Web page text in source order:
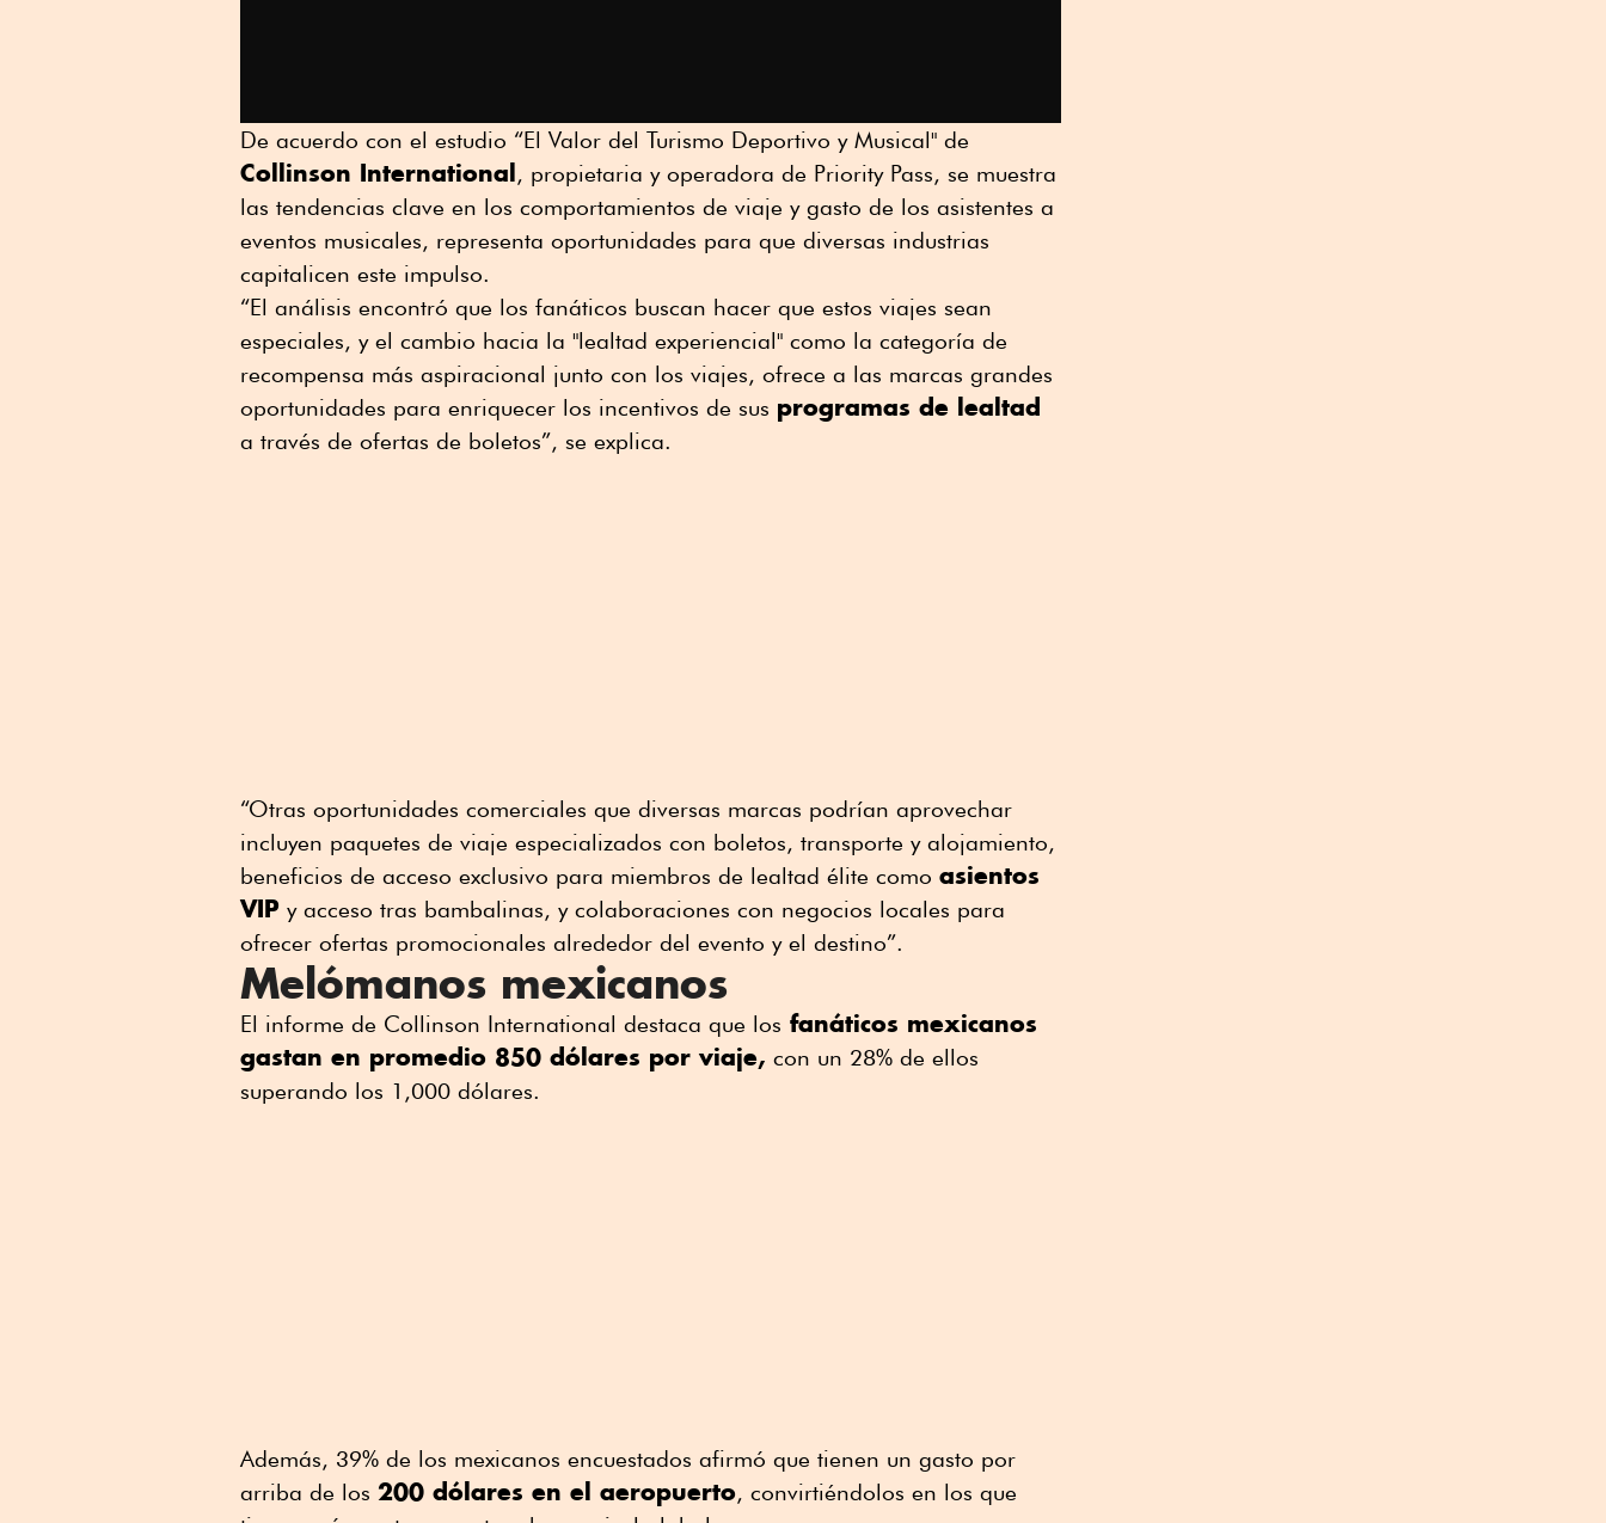
De acuerdo con el estudio “El Valor del Turismo Deportivo y Musical" de
Collinson International , propietaria y operadora de Priority Pass, se muestra
las tendencias clave en los comportamientos de viaje y gasto de los asistentes a
eventos musicales, representa oportunidades para que diversas industrias
capitalicen este impulso.
“El análisis encontró que los fanáticos buscan hacer que estos viajes sean
especiales, y el cambio hacia la "lealtad experiencial" como la categoría de
recompensa más aspiracional junto con los viajes, ofrece a las marcas grandes
oportunidades para enriquecer los incentivos de sus programas de lealtad
a través de ofertas de boletos”, se explica.
“Otras oportunidades comerciales que diversas marcas podrían aprovechar
incluyen paquetes de viaje especializados con boletos, transporte y alojamiento,
beneficios de acceso exclusivo para miembros de lealtad élite como asientos
VIP y acceso tras bambalinas, y colaboraciones con negocios locales para
ofrecer ofertas promocionales alrededor del evento y el destino”.
Melómanos mexicanos
El informe de Collinson International destaca que los fanáticos mexicanos
gastan en promedio 850 dólares por viaje, con un 28% de ellos
superando los 1,000 dólares.
Además, 39% de los mexicanos encuestados afirmó que tienen un gasto por
arriba de los 200 dólares en el aeropuerto, convirtiéndolos en los que